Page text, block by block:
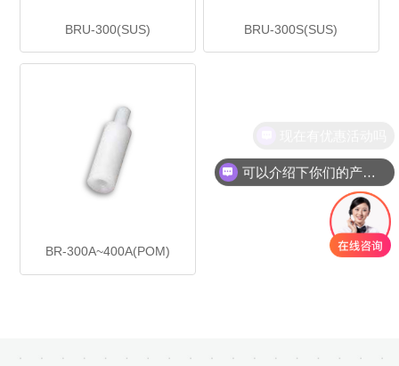
BRU-300(SUS) BRU-300S(SUS)
BR-300A~400A(POM)
可以介绍下你们的产品么